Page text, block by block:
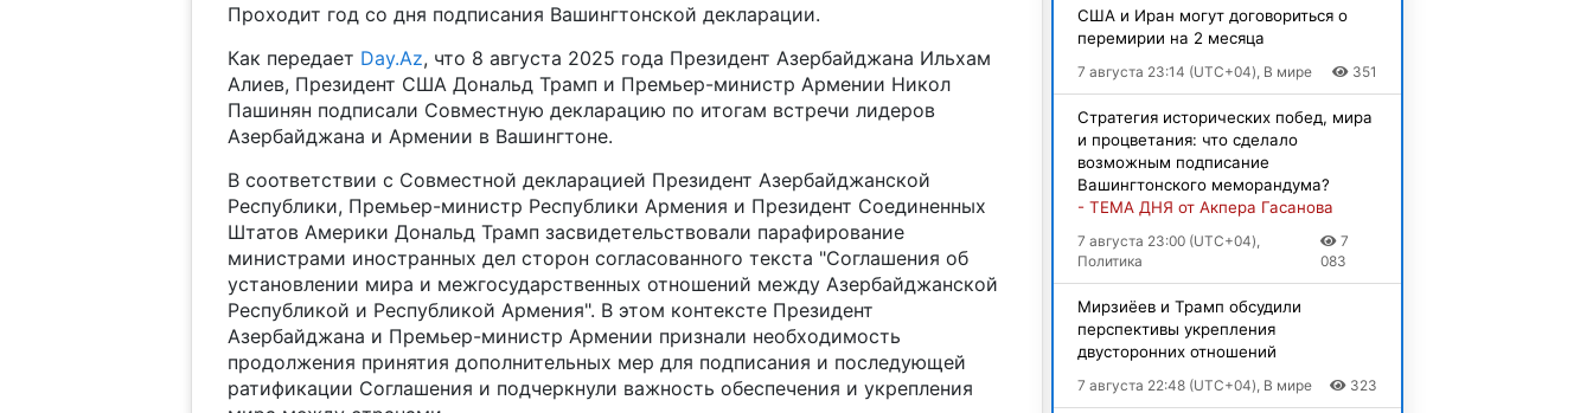
Проходит год со дня подписания Вашингтонской декларации.
Как передает Day.Az, что 8 августа 2025 года Президент Азербайджана Ильхам
Алиев, Президент США Дональд Трамп и Премьер-министр Армении Никол
Пашинян подписали Совместную декларацию по итогам встречи лидеров
Азербайджана и Армении в Вашингтоне.
В соответствии с Совместной декларацией Президент Азербайджанской
Республики, Премьер-министр Республики Армения и Президент Соединенных
Штатов Америки Дональд Трамп засвидетельствовали парафирование
министрами иностранных дел сторон согласованного текста "Соглашения об
установлении мира и межгосударственных отношений между Азербайджанской
Республикой и Республикой Армения". В этом контексте Президент
Азербайджана и Премьер-министр Армении признали необходимость
продолжения принятия дополнительных мер для подписания и последующей
ратификации Соглашения и подчеркнули важность обеспечения и укрепления
США и Иран могут договориться о
перемирии на 2 месяца
7 августа 23:14 (UTC+04), В мире 351
Стратегия исторических побед, мира
и процветания: что сделало
возможным подписание
Вашингтонского меморандума?
- ТЕМА ДНЯ от Акпера Гасанова
7 августа 23:00 (UTC+04),
Политика
7
083
Мирзиёев и Трамп обсудили
перспективы укрепления
двусторонних отношений
7 августа 22:48 (UTC+04), В мире 323